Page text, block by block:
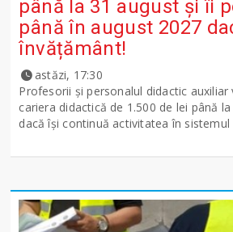
până la 31 august și îi
până în august 2027
învățământ!
astăzi, 17:30
Profesorii și personalul didactic
cariera didactică de 1.500 de lei până
dacă își continuă activitatea în sistemul